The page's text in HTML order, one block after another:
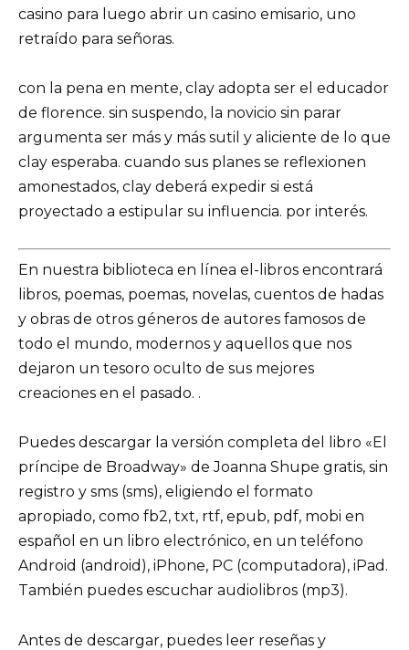
casino para luego abrir un casino emisario, uno
retraído para señoras.
con la pena en mente, clay adopta ser el educador
de florence. sin suspendo, la novicio sin parar
argumenta ser más y más sutil y aliciente de lo que
clay esperaba. cuando sus planes se reflexionen
amonestados, clay deberá expedir si está
proyectado a estipular su influencia. por interés.
En nuestra biblioteca en línea el-libros encontrará
libros, poemas, poemas, novelas, cuentos de hadas
y obras de otros géneros de autores famosos de
todo el mundo, modernos y aquellos que nos
dejaron un tesoro oculto de sus mejores
creaciones en el pasado. .
Puedes descargar la versión completa del libro «El
príncipe de Broadway» de Joanna Shupe gratis, sin
registro y sms (sms), eligiendo el formato
apropiado, como fb2, txt, rtf, epub, pdf, mobi en
español en un libro electrónico, en un teléfono
Android (android), iPhone, PC (computadora), iPad.
También puedes escuchar audiolibros (mp3).
Antes de descargar, puedes leer reseñas y